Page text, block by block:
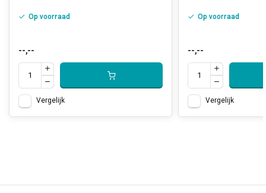
Op voorraad
--,--
Vergelijk
Op voorraad
--,--
Vergelijk